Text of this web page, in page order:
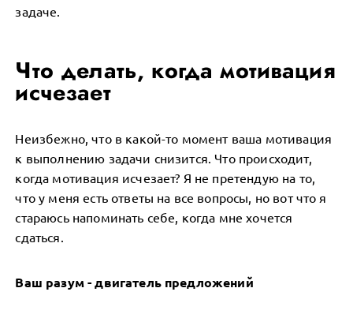
задаче.
Что делать, когда мотивация
исчезает
Неизбежно, что в какой-то момент ваша мотивация
к выполнению задачи снизится. Что происходит,
когда мотивация исчезает? Я не претендую на то,
что у меня есть ответы на все вопросы, но вот что я
стараюсь напоминать себе, когда мне хочется
сдаться.
Ваш разум - двигатель предложений